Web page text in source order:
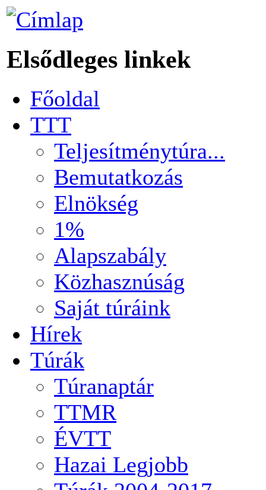
Elsődleges linkek
Főoldal
TTT
Teljesítménytúra...
Bemutatkozás
Elnökség
1%
Alapszabály
Közhasznúság
Saját túráink
Hírek
Túrák
Túranaptár
TTMR
ÉVTT
Hazai Legjobb